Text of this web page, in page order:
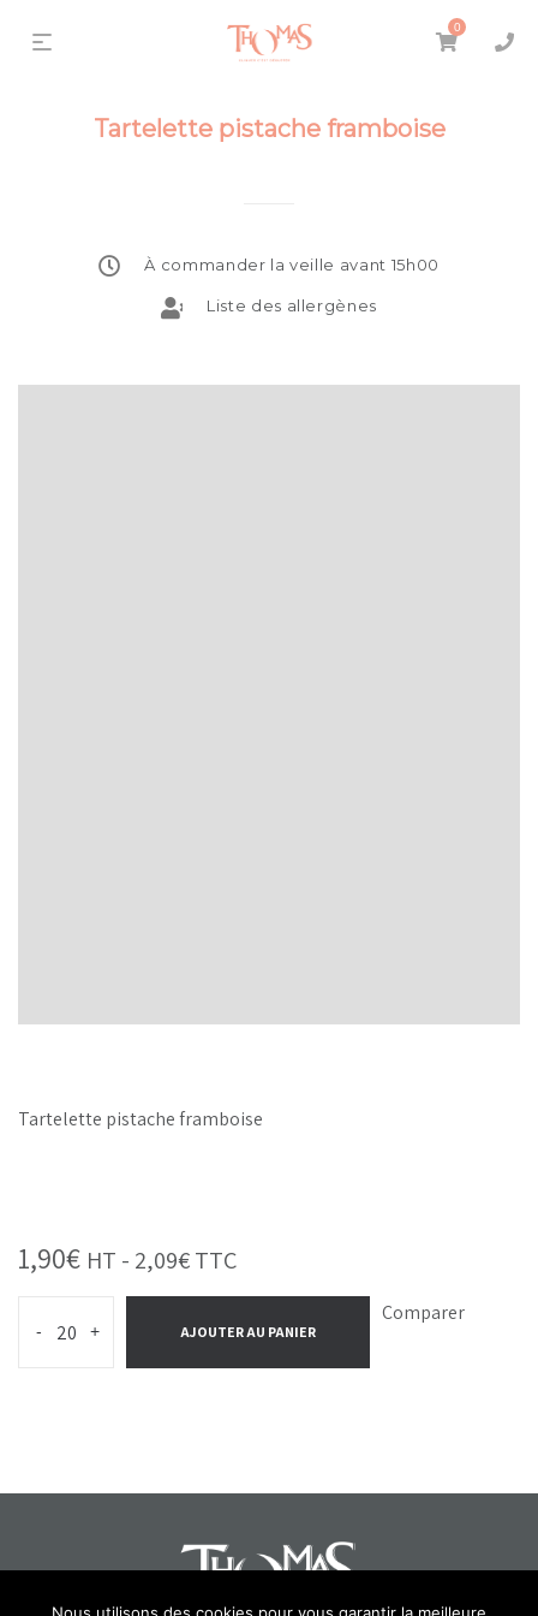
0
Tartelette pistache framboise
À commander la veille avant 15h00
Liste des allergènes
Tartelette pistache framboise
1,90€ HT - 2,09€TTC
- + AJOUTER AU PANIER
Comparer